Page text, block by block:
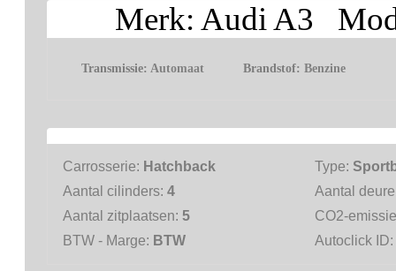
Merk: Audi A3
Transmissie:Automaat Brandstof:Benzine
Carrosserie: Hatchback Type:
Aantal cilinders: 4
Aantal
Aantal zitplaatsen: 5
CO2-
BTW - Marge: BTW Autoclick ID: